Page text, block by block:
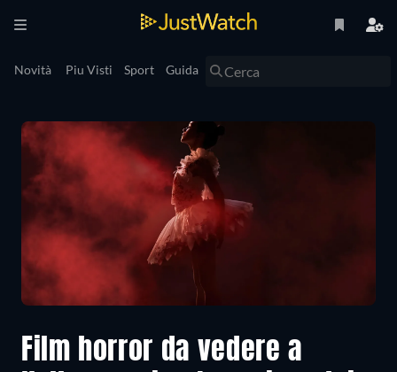
Novità Piu Visti Sport Guida
Film horror da vedere a